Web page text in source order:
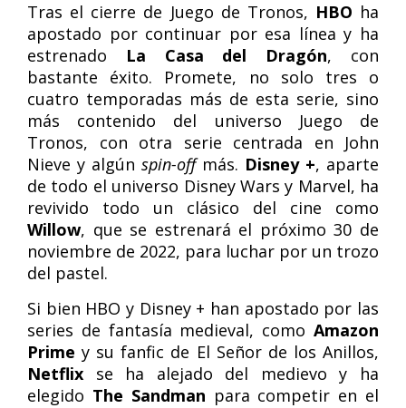
Tras el cierre de Juego de Tronos, HBO ha
apostado por continuar por esa línea y ha
estrenado La Casa del Dragón, con
bastante éxito. Promete, no solo tres o
cuatro temporadas más de esta serie, sino
más contenido del universo Juego de
Tronos, con otra serie centrada en John
Nieve y algún spin-offmás. Disney +, aparte
de todo el universo Disney Wars y Marvel, ha
revivido todo un clásico del cine como
Willow, que se estrenará el próximo 30 de
noviembre de 2022, para luchar por un trozo
del pastel.
Si bien HBO y Disney + han apostado por las
series de fantasía medieval, como Amazon
Prime y su fanfic de El Señor de los Anillos,
Netflix se ha alejado del medievo y ha
elegido The Sandman para competir en el